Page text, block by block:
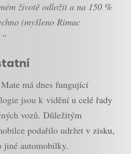
životě odložit a na 150 %
(myšleno Rimac
má dnes fungující
jsou k vidění u celé řady
vozů. Důležitým
podařilo udržet v zisku,
automobilky.